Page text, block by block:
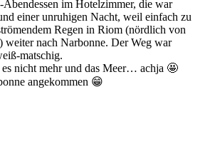
Abendessen im Hotelzimmer, die war
einer unruhigen Nacht, weil einfach zu
Regen in Riom (nördlich von
weiter nach Narbonne. Der Weg war
matschig.
es nicht mehr und das Meer… achja 🤩
angekommen 😁